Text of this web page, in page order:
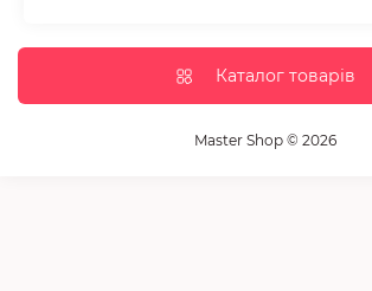
Вії та брови
Дезінфекція та стерилізація
Пензлики і набори для макіяжу
Доставка та оплата
Корисні статті
Каталог товарів
Master Shop © 2026